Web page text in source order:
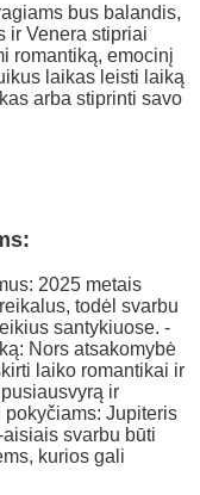
bus balandis,
ir Venera stipriai
romantiką, emocinį
laikas leisti laiką
arba stiprinti savo
2025 metais
todėl svarbu
santykiuose. -
Nors atsakomybė
laiko romantikai ir
ir
Jupiteris
svarbu būti
kurios gali